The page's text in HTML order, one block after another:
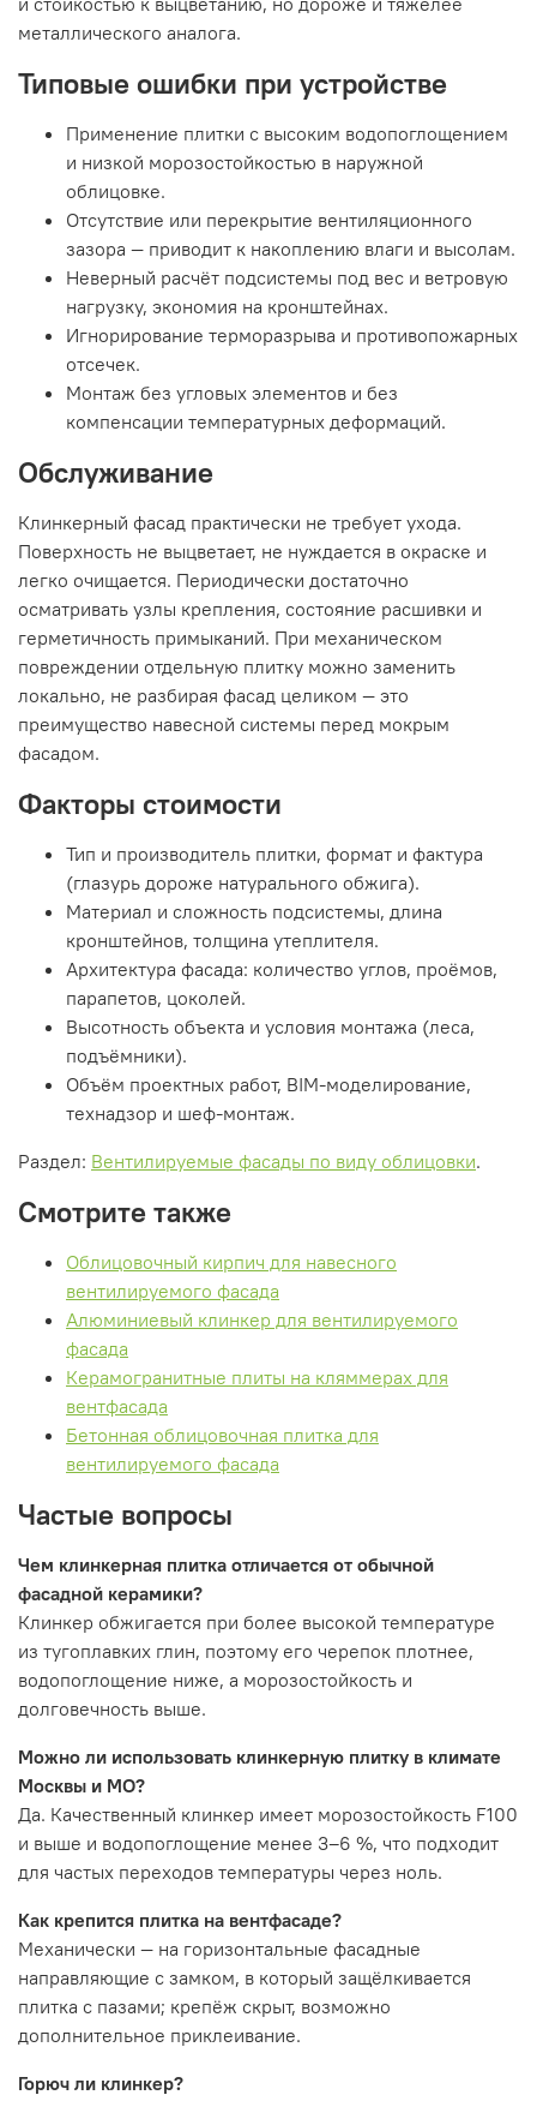
металлического аналога.
Типовые ошибки при устройстве
Применение плитки с высоким водопоглощением
и низкой морозостойкостью в наружной
облицовке.
Отсутствие или перекрытие вентиляционного
зазора — приводит к накоплению влаги и высолам.
Неверный расчёт подсистемы под вес и ветровую
нагрузку, экономия на кронштейнах.
Игнорирование терморазрыва и противопожарных
отсечек.
Монтаж без угловых элементов и без
компенсации температурных деформаций.
Обслуживание
Клинкерный фасад практически не требует ухода.
Поверхность не выцветает, не нуждается в окраске и
легко очищается. Периодически достаточно
осматривать узлы крепления, состояние расшивки и
герметичность примыканий. При механическом
повреждении отдельную плитку можно заменить
локально, не разбирая фасад целиком — это
преимущество навесной системы перед мокрым
фасадом.
Факторы стоимости
Тип и производитель плитки, формат и фактура
(глазурь дороже натурального обжига).
Материал и сложность подсистемы, длина
кронштейнов, толщина утеплителя.
Архитектура фасада: количество углов, проёмов,
парапетов, цоколей.
Высотность объекта и условия монтажа (леса,
подъёмники).
Объём проектных работ, BIM-моделирование,
технадзор и шеф-монтаж.
Раздел: Вентилируемые фасады по виду облицовки.
Смотрите также
Облицовочный кирпич для навесного
вентилируемого фасада
Алюминиевый клинкер для вентилируемого
фасада
Керамогранитные плиты на кляммерах для
вентфасада
Бетонная облицовочная плитка для
вентилируемого фасада
Частые вопросы
Чем клинкерная плитка отличается от обычной
фасадной керамики?
Клинкер обжигается при более высокой температуре
из тугоплавких глин, поэтому его черепок плотнее,
водопоглощение ниже, а морозостойкость и
долговечность выше.
Можно ли использовать клинкерную плитку в климате
Москвы и МО?
Да. Качественный клинкер имеет морозостойкость F100
и выше и водопоглощение менее 3–6 %, что подходит
для частых переходов температуры через ноль.
Как крепится плитка на вентфасаде?
Механически — на горизонтальные фасадные
направляющие с замком, в который защёлкивается
плитка с пазами; крепёж скрыт, возможно
дополнительное приклеивание.
Горюч ли клинкер?